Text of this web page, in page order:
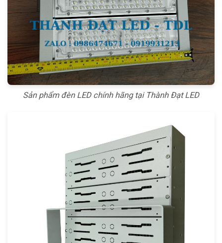
Sản phẩm đèn LED chính hãng tại Thành Đạt LED